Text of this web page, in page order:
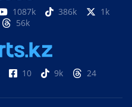
1087k 386k
1k
56k
10 9k 24